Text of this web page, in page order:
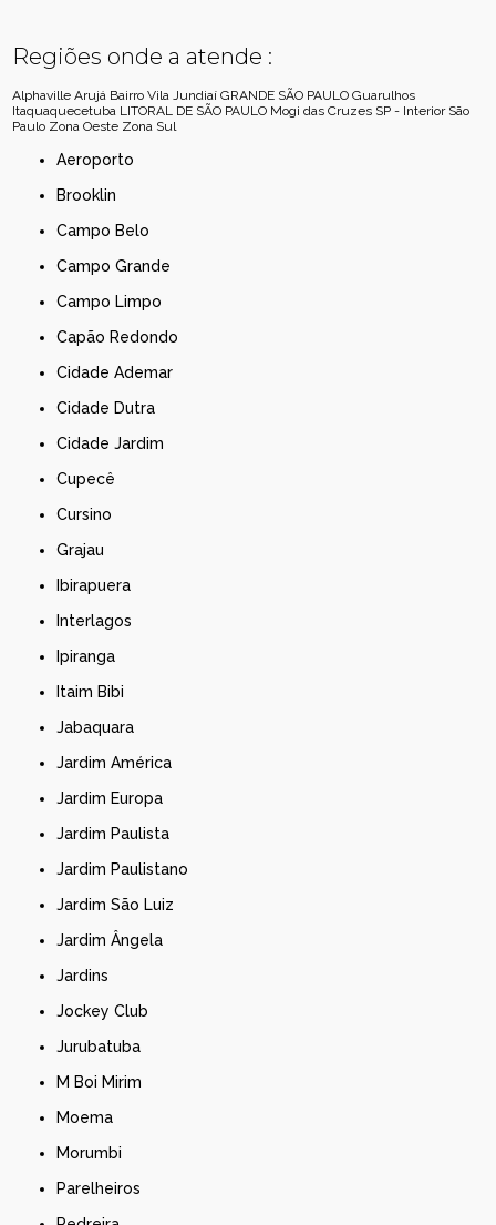
Regiões onde a atende :
Alphaville Arujá Bairro Vila Jundiaí GRANDE SÃO PAULO Guarulhos
Itaquaquecetuba LITORAL DE SÃO PAULO Mogi das Cruzes SP - Interior São
Paulo Zona Oeste Zona Sul
Aeroporto
Brooklin
Campo Belo
Campo Grande
Campo Limpo
Capão Redondo
Cidade Ademar
Cidade Dutra
Cidade Jardim
Cupecê
Cursino
Grajau
Ibirapuera
Interlagos
Ipiranga
Itaim Bibi
Jabaquara
Jardim América
Jardim Europa
Jardim Paulista
Jardim Paulistano
Jardim São Luiz
Jardim Ângela
Jardins
Jockey Club
Jurubatuba
M Boi Mirim
Moema
Morumbi
Parelheiros